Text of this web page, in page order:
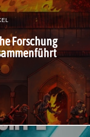
Forschung